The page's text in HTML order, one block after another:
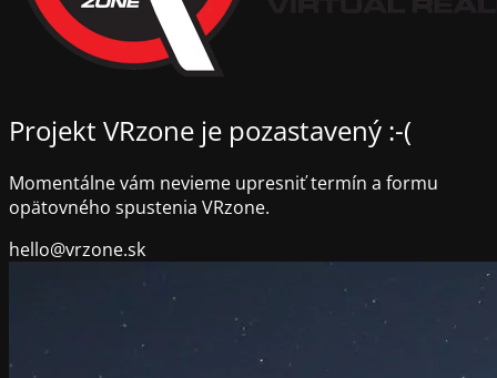
Projekt VRzone je pozastavený :-(
Momentálne vám nevieme upresniť termín a formu
opätovného spustenia VRzone.
hello@vrzone.sk